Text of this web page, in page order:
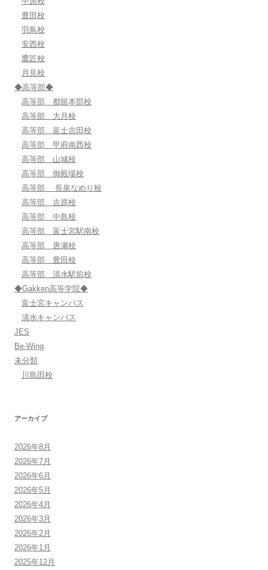
豊田校
羽鳥校
安西校
鷹匠校
月見校
◆高等部◆
高等部 都留本部校
高等部 大月校
高等部 富士吉田校
高等部 甲府南西校
高等部 山城校
高等部 御殿場校
高等部 長泉なめり校
高等部 吉原校
高等部 中島校
高等部 富士宮駅南校
高等部 唐瀬校
高等部 豊田校
高等部 清水駅前校
◆Gakken高等学院◆
富士宮キャンパス
清水キャンパス
JES
Be-Wing
未分類
川島田校
アーカイブ
2026年8月
2026年7月
2026年6月
2026年5月
2026年4月
2026年3月
2026年2月
2026年1月
2025年12月